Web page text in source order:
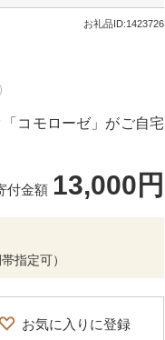
お礼品ID:1423726
コモローゼ」がご自宅
付金額 13,000円
指定可）
お気に入りに登録